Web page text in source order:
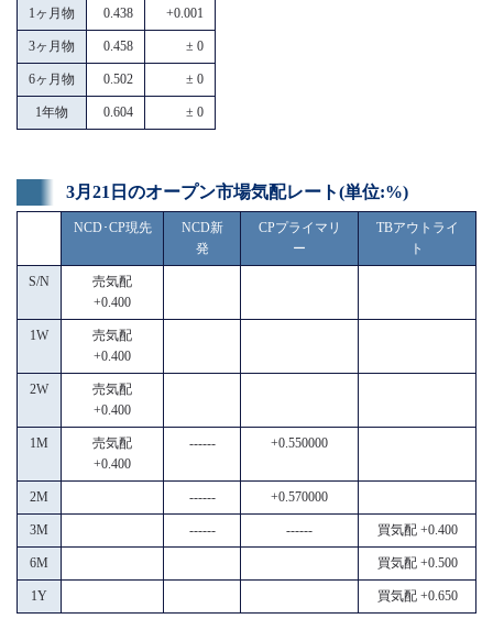
1ヶ月物 0.438 +0.001
3ヶ月物 0.458 ± 0
6ヶ月物 0.502 ± 0
1年物 0.604 ± 0
3月21日のオープン市場気配レート(単位:%)
NCD･CP現先
NCD新
発
CPプライマリ
ー
TBアウトライ
ト
S/N
売気配
+0.400
1W
売気配
+0.400
2W
売気配
+0.400
1M
売気配
+0.400
------ +0.550000
2M ------ +0.570000
3M ------ ------ 買気配 +0.400
6M 買気配 +0.500
1Y 買気配 +0.650